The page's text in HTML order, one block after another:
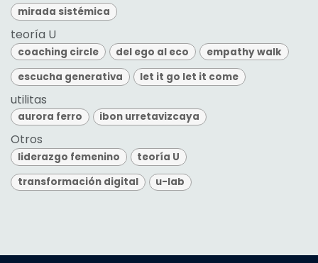
mirada sistémica
teoría U
coaching circle del ego al eco
empathy walk
escucha generativa
let it go let it come
utilitas
aurora ferro ibon urretavizcaya
Otros
liderazgo femenino
teoría U
transformación digital
u-lab